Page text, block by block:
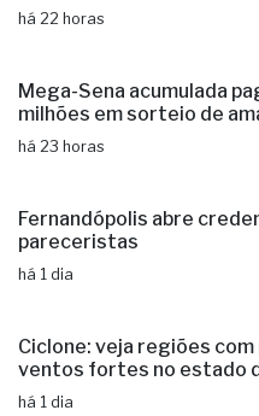
há 22 horas
Mega-Sena acumulada
milhões em sorteio de
há 23 horas
Fernandópolis abre
pareceristas
há 1 dia
Ciclone: veja regiões
ventos fortes no estado
há 1 dia